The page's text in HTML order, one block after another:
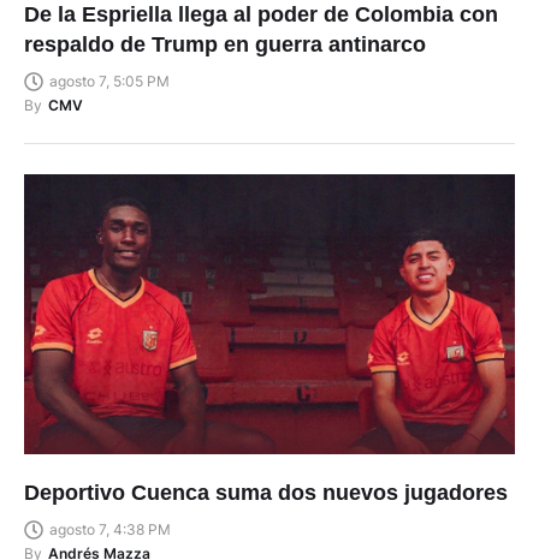
De la Espriella llega al poder de Colombia con
respaldo de Trump en guerra antinarco
agosto 7, 5:05 PM
By CMV
Deportivo Cuenca suma dos nuevos jugadores
agosto 7, 4:38 PM
By Andrés Mazza